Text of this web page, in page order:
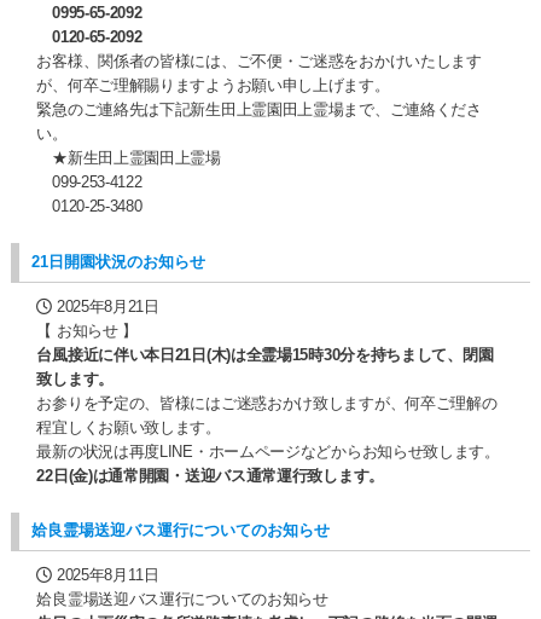
0995-65-2092
0120-65-2092
お客様、関係者の皆様には、ご不便・ご迷惑をおかけいたします
が、何卒ご理解賜りますようお願い申し上げます。
緊急のご連絡先は下記新生田上霊園田上霊場まで、ご連絡くださ
い。
★新生田上霊園田上霊場
099-253-4122
0120-25-3480
21日開園状況のお知らせ
2025年8月21日
【 お知らせ 】
台風接近に伴い本日21日(木)は全霊場15時30分を持ちまして、閉園
致します。
お参りを予定の、皆様にはご迷惑おかけ致しますが、何卒ご理解の
程宜しくお願い致します。
最新の状況は再度LINE・ホームページなどからお知らせ致します。
22日(金)は通常開園・送迎バス通常運行致します。
姶良霊場送迎バス運行についてのお知らせ
2025年8月11日
姶良霊場送迎バス運行についてのお知らせ